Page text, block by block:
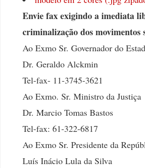
Envie fax exigindo a imediata
criminalização dos movimentos
Ao Exmo Sr. Governador do
Dr. Geraldo Alckmin
Tel-fax- 11-3745-3621
Ao Exmo. Sr. Ministro da Justiça
Dr. Marcio Tomas Bastos
Tel-fax: 61-322-6817
Ao Exmo Sr. Presidente da
Luís Inácio Lula da Silva